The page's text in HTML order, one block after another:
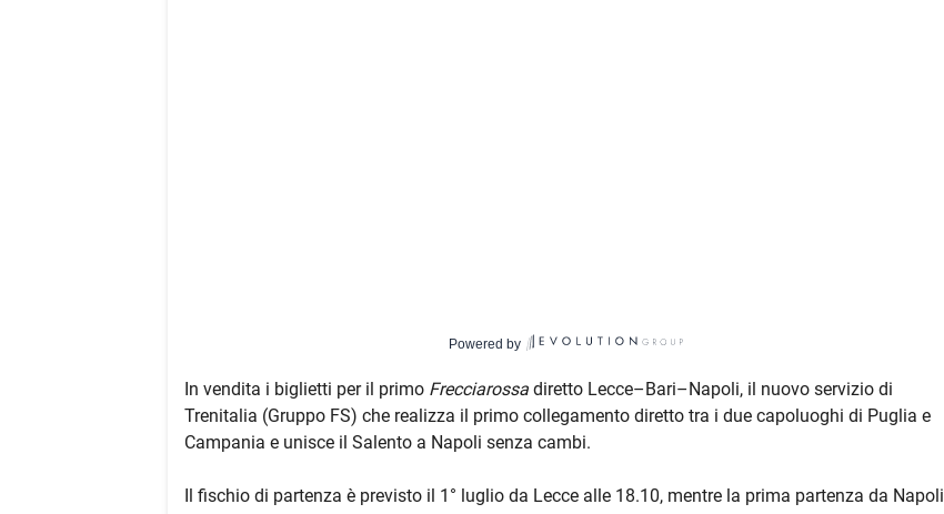
Powered by
In vendita i biglietti per il primo Frecciarossadiretto Lecce–Bari–Napoli, il nuovo servizio di
Trenitalia (Gruppo FS) che realizza il primo collegamento diretto tra i due capoluoghi di Puglia e
Campania e unisce il Salento a Napoli senza cambi.
Il fischio di partenza è previsto il 1° luglio da Lecce alle 18.10, mentre la prima partenza da Napoli